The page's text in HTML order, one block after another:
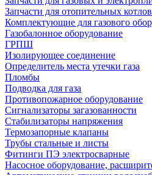
Запчасти для отопительных котлов
Комплектующие для газового
Газобалонное оборудование
ГРПШ
Изолирующее соединение
Определитель места утечки газа
Пломбы
Подводка для газа
Противопожарное оборудование
Сигнализаторы загазованности
Стабилизаторы напряжения
Термозапорные клапаны
Трубы стальные и листы
Фитинги ПЭ электросварные
Насосное оборудование,